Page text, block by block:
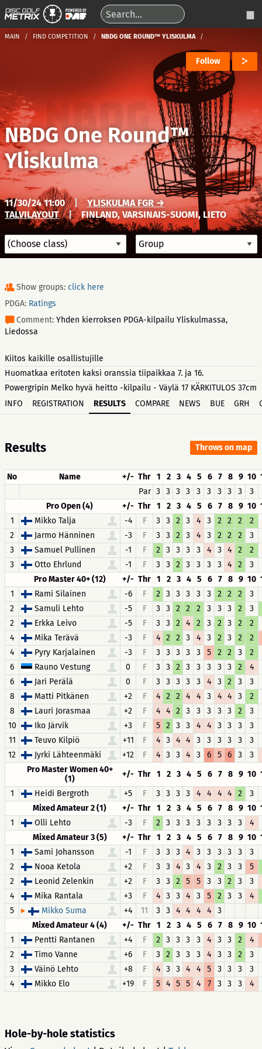
MAIN FIND COMPETITION NBDG ONE ROUND™ YLISKULMA
Follow
NBDG One Round™
Yliskulma
11/30/24 11:00 |
YLISKULMA FGR →
TALVILAYOUT
| FINLAND, VARSINAIS-SUOMI, LIETO
Show groups: click here
PDGA: Ratings
Comment: Yhden kierroksen PDGA-kilpailu Yliskulmassa,
Liedossa
Kiitos kaikille osallistujille
Huomatkaa eritoten kaksi oranssia tiipaikkaa 7. ja 16.
Powergripin Melko hyvä heitto -kilpailu - Väylä 17 KÄRKITULOS 37cm
INFO
REGISTRATION RESULTS COMPARE NEWS BUE GRH
Results Throws on map
No Name +/- Thr 1 2 3 4 5 6 7 8 9 10
Par 3 3 3 3 3 3 3 3 3
3
Pro Open (4)
+/- Thr 1 2 3 4 5 6 7 8 9 10
1
Mikko Talja -4 F 3 3 2 3 4 3 2 2 2
2
2
Jarmo Hänninen -3 F 3 3 2 3 4 3 2 2 2
3
3
Samuel Pullinen -1 F 2 3 3 3 3 4 3 4 2
2
3
Otto Ehrlund -1 F 3 3 2 3 3 3 3 4 2
3
Pro Master 40+ (12)
+/- Thr 1 2 3 4 5 6 7 8 9 10
1
Rami Silainen -6 F 2 3 3 3 3 3 2 2 2
3
2
Samuli Lehto -5 F 3 3 2 2 2 3 3 3 2
3
2
Erkka Leivo -5 F 3 3 2 4 2 3 2 3 2
2
4
Mika Terävä -3 F 4 2 2 3 4 3 2 3 2
2
4
Pyry Karjalainen -3 F 3 3 3 3 3 5 2 2 3
2
6
Rauno Vestung 0 F 3 3 2 3 3 3 3 3 2
4
6
Jari Perälä 0 F 3 3 3 3 3 4 3 2 3
3
8
Matti Pitkänen +2 F 4 2 2 4 4 3 4 4 3
2
8
Lauri Jorasmaa +2 F 4 4 2 3 3 3 3 3 2
3
10
Iko Järvik +3 F 5 2 3 3 4 4 3 3 3
3
11
Teuvo Kilpiö +11 F 4 3 4 4 3 3 3 3 3
3
12
Jyrki Lähteenmäki +12 F 4 3 3 4 3 6 5 6 3
3
Pro Master Women 40+
(1)
+/- Thr 1 2 3 4 5 6 7 8 9 10
1
Heidi Bergroth +5 F 3 3 3 3 4 4 4 4 2
3
Mixed Amateur 2 (1)
+/- Thr 1 2 3 4 5 6 7 8 9 10
1
Olli Lehto -3 F 2 3 3 3 3 3 3 3 3
4
Mixed Amateur 3 (5)
+/- Thr 1 2 3 4 5 6 7 8 9 10
1
Sami Johansson -1 F 3 3 3 4 3 3 3 3 3
3
2
Nooa Ketola +2 F 3 3 4 3 4 3 2 3 3
5
2
Leonid Zelenkin +2 F 3 3 2 5 5 3 3 2 3
3
4
Mika Rantala +3 F 4 3 3 4 3 5 2 3 3
4
5
Mikko Suma +4 11 3 3 4 4 4 4
3
Mixed Amateur 4 (4)
+/- Thr 1 2 3 4 5 6 7 8 9 10
1
Pentti Rantanen +4 F 2 3 3 3 3 4 3 3 2
4
2
Timo Vanne +6 F 3 2 3 3 3 4 3 3 2
3
3
Väinö Lehto +8 F 4 3 3 4 4 5 3 3 3
3
4
Mikko Elo +19 F 5 4 5 5 4 7 3 3 3 4
Hole-by-hole statistics